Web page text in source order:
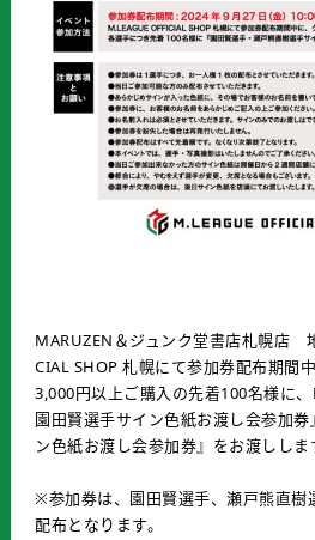
MARUZEN＆ジュンク堂書店札幌店
CIAL SHOP 札幌にて参加券配布期間
3,000円以上ご購入の先着100名様に
園田賢選手サイン色紙お渡し会参加
ン色紙お渡し会参加券』をお渡ししま
※参加券は、園田賢選手、瀬戸熊直樹
配布となります。